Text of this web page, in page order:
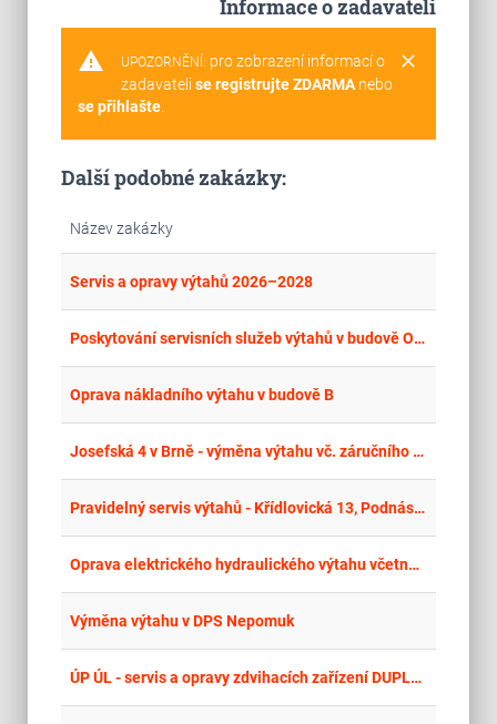
Informace o zadavateli
warning clear
UPOZORNĚNÍ: pro zobrazení informací o
zadavateli se registrujte ZDARMAnebo
se přihlašte.
Další podobné zakázky:
Název zakázky
Servis a opravy výtahů 2026–2028
Poskytování servisních služeb výtahů v budově OP Jihlava
Oprava nákladního výtahu v budově B
Josefská 4 v Brně - výměna výtahu vč. záručního servisu
Pravidelný servis výtahů - Křídlovická 13, Podnásepní 2, Valchařská 14, Vojtova 7 a 9, Čechyňská 15, Dukelská 88
Oprava elektrického hydraulického výtahu včetně záručního a mimozáručního servisu
Výměna výtahu v DPS Nepomuk
ÚP ÚL - servis a opravy zdvihacích zařízení DUPLEX 1 a DUPLEX 2 na ÚP Ústí n.L.